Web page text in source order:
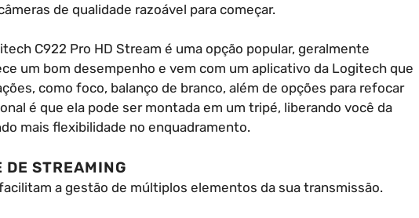
de qualidade razoável para começar.
C922 Pro HD Stream é uma opção popular, geralmente
um bom desempenho e vem com um aplicativo da Logitech que
como foco, balanço de branco, além de opções para refocar
é que ela pode ser montada em um tripé, liberando você da
mais flexibilidade no enquadramento.
DE STREAMING
a gestão de múltiplos elementos da sua transmissão.